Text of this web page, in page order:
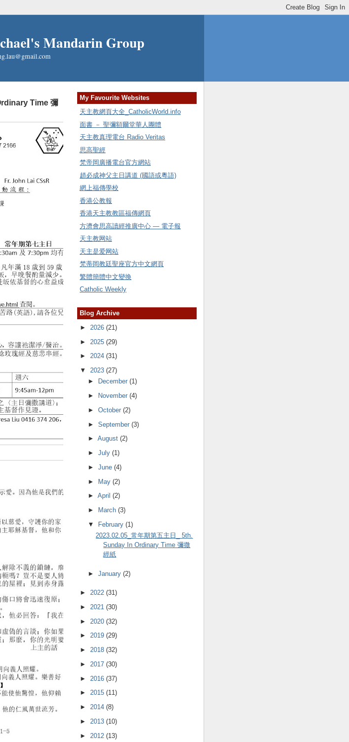
Mandarin Group
Time 彌
My Favourite Websites
天主教網頁大全_CatholicWorld.info
面書 － 聖彌額爾堂華人團體
天主教真理電台 Radio Veritas
思高聖經
梵帝岡廣播電台官方網站
趙必成神父主日講道 (國語或粵語)
網上福傳學校
香港公教報
香港天主教教區福傳網頁
方濟會思高讀經推廣中心 — 電子報
天主教网站
天主是爱网站
梵蒂岡教廷聖座官方中文網頁
繁體簡體中文變換
Catholic Weekly
Blog Archive
► 2026 (21)
► 2025 (29)
► 2024 (31)
▼ 2023 (27)
►
December (1)
►
November (4)
► October (2)
► September (3)
► August (2)
► July (1)
► June (4)
► May (2)
► April (2)
►
March (3)
▼
February (1)
2023.02.05_常年期第五主日_ 5th.
Sunday In Ordinary Time 彌撒
經紙
► January (2)
► 2022 (31)
► 2021 (30)
► 2020 (32)
► 2019 (29)
► 2018 (32)
► 2017 (30)
► 2016 (37)
► 2015 (11)
► 2014 (8)
► 2013 (10)
► 2012 (13)